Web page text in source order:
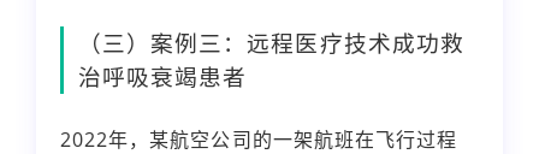
（三）案例三：远程医疗技术成功救
治呼吸衰竭患者
2022年，某航空公司的一架航班在飞行过程